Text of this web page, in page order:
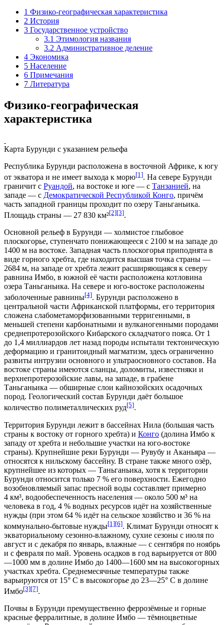
1 Физико-географическая характеристика
2 История
3 Государственное устройство
3.1 Этимология названия
3.2 Административное деление
4 Экономика
5 Население
6 Примечания
7 Литература
Физико-географическая
характеристика
Карта Бурунди с указанием рельефа
Республика Бурунди расположена в восточной Африке, к югу
от экватора и не имеет выхода к морю[1]. На севере Бурунди
граничит с Руандой, на востоке и юге — с Танзанией, на
западе — с Демократической Республикой Конго, причём
часть западной границы проходит по озеру Таньганьика.
Площадь страны — 27 830 км²[2][3].
Основной рельеф в Бурунди — холмистое глыбовое
плоскогорье, ступенчато понижающееся с 2100 м на западе до
1400 м на востоке. Западная часть плоскогорья приподнята в
виде горного хребта, где находится высшая точка страны —
2684 м, на западе от хребта лежит расширяющаяся к северу
равнина Имбо, в южной её части расположена котловина
озера Таньганьика. На севере и юго-востоке расположены
заболоченные равнины[4]. Бурунди расположено в
центральной части Африканской платформы, его территория
сложена слабометаморфизованными терригенными, в
меньшей степени карбонатными и вулканогенными породами
среднепротерозойского Кибарского складчатого пояса. От 1
до 1,4 миллиардов лет назад породы испытали тектоническую
деформацию и гранитоидный магматизм, здесь ограниченно
развиты интрузии основного и ультраосновного составов. На
востоке страны имеются сланцы, доломиты, известняки и
верхнепротерозойские лавы, на западе, в грабене
Таньганьика — обширные слои кайнозойских осадочных
пород. Геологический состав Бурунди даёт большое
количество полиметаллических руд[5].
Территория Бурунди лежит в бассейнах Нила (большая часть
страны к востоку от горного хребта) и Конго (долина Имбо к
западу от хребта и небольшие участки на юго-востоке
страны). Крупнейшие реки Бурунди — Рувубу и Аканьяра —
относятся к нильскому бассейну. В стране также много озёр,
крупнейшее из которых — Таньганьика, хотя к территории
Бурунди относится только 7 % его поверхности. Ежегодно
возобновляемый запас пресной воды составляет примерно
4 км³, водообеспеченность населения — около 500 м³ на
человека в год, 4 % водных ресурсов идёт на хозяйственные
нужды (при этом 64 % идёт на сельское хозяйство и 36 % на
коммунально-бытовые нужды[1][6]. Климат Бурунди относят к
экваториальному сезонно-влажному, сухие сезоны с июля по
август и с декабря по январь, влажные — с сентября по ноябрь
и с февраля по май. Уровень осадков в год варьируется от 800
—1000 мм в долине Имбо до 1400—1600 мм на высокогорных
участках хребта. Среднемесячные температуры также
варьируются от 15° C в высокогорье до 23—25° C в долине
Имбо[3][7].
Почвы в Бурунди премущественно феррозёмные и горные
красные ферралитные, в долине Имбо — тёмноцветные